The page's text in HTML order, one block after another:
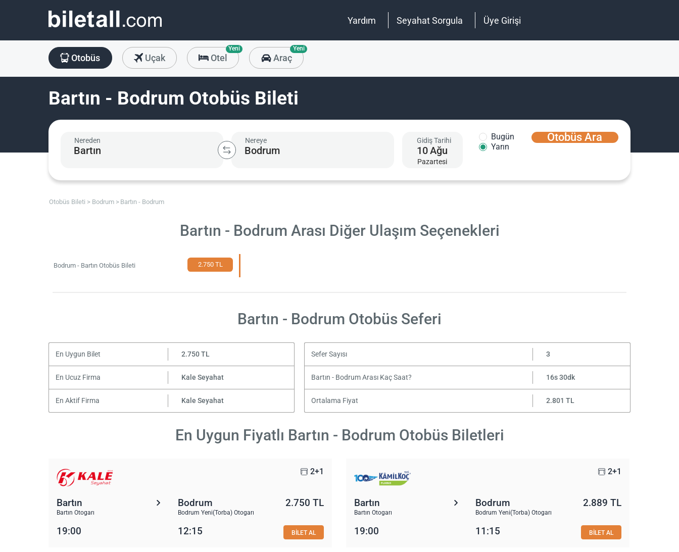
Yardım Seyahat Sorgula Üye Girişi
Otobüs Uçak Otel
Yeni
Araç
Yeni
Bartın - Bodrum Otobüs Bileti
Nereden Nereye Gidiş Tarihi
10Ağu
Pazartesi
Bugün
Yarın
Otobüs Ara
Otobüs Bileti Bodrum Bartın - Bodrum
Bartın - Bodrum Arası Diğer Ulaşım Seçenekleri
Bodrum - Bartın Otobüs Bileti 2.750 TL
Bartın - Bodrum Otobüs Seferi
En Uygun Bilet 2.750 TL Sefer Sayısı 3
En Ucuz Firma Kale Seyahat Bartın - Bodrum Arası Kaç Saat? 16s 30dk
En Aktif Firma Kale Seyahat Ortalama Fiyat 2.801 TL
En Uygun Fiyatlı Bartın - Bodrum Otobüs Biletleri
2+1
Bartın
Bartın Otogarı
Bodrum
Bodrum Yeni(Torba) Otogarı
2.750 TL
19:00 12:15 BİLET AL
2+1
Bartın
Bartın Otogarı
Bodrum
Bodrum Yeni(Torba) Otogarı
2.889 TL
19:00 11:15 BİLET AL